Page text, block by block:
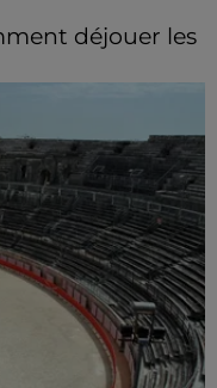
déjouer les